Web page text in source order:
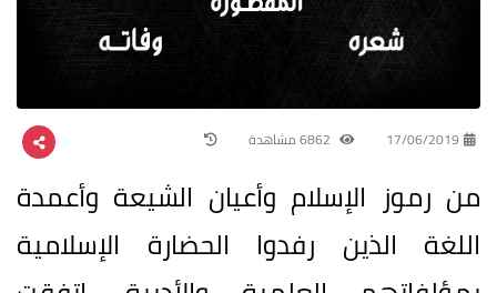
17/06/2019
من رموز الإسلام وأعيان الشيعة وأعمدة
اللغة الذين رفدوا الحضارة الإسلامية